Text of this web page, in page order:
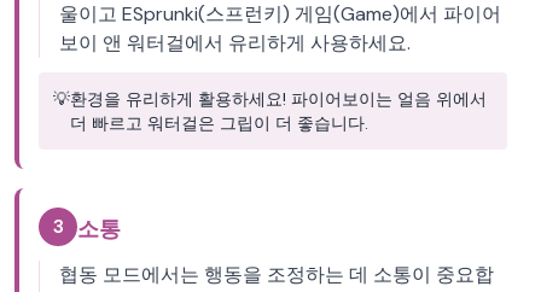
울이고 ESprunki(스프런키) 게임(Game)에서 파이어
보이 앤 워터걸에서 유리하게 사용하세요.
💡환경을 유리하게 활용하세요! 파이어보이는 얼음 위에서
더 빠르고 워터걸은 그립이 더 좋습니다.
3 소통
협동 모드에서는 행동을 조정하는 데 소통이 중요합